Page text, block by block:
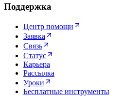
Поддержка
Центр помощи
Заявка
Связь
Статус
Карьера
Рассылка
Уроки
Бесплатные инструменты